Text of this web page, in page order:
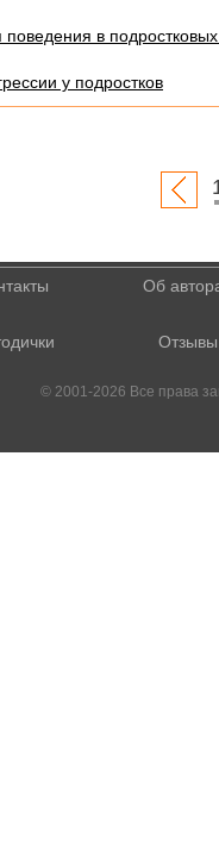
в
у подростков
Об
Отзывы
© 2001-2026 Все права